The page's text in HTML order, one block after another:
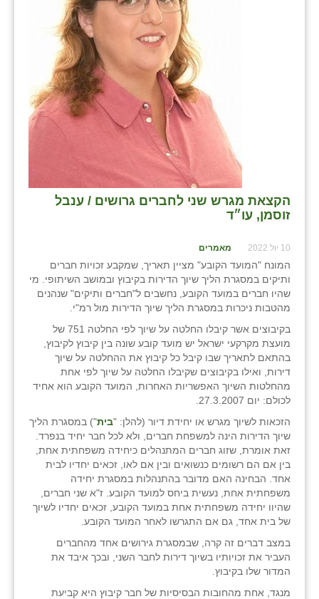
הקצאת מגרש שני לחברים גרושים / ענבל
זוסמן, עו״ד
10 יול 2022 מאמרים
המונח "המועד הקובע" מציין תאריך, שמקבע זכויות חברים
ותיקים במסגרת הליך שיוך הדירות בקיבוץ ובמושב השיתופי. מי
שהיו חברים במועד הקובע, נחשבים ל"חברים ותיקים" שנהנים
מהטבות ניכרות במסגרת הליך שיוך הדירות מול רמ"י.
בקיבוצים אשר קיבלו החלטה על שיוך לפי החלטה 751 של
מועצת מקרקעי ישראל יש מועד קובע שונה בין קיבוץ לקיבוץ,
בהתאם לתאריך שבו קיבל כל קיבוץ את ההחלטה על שיוך
דירות, ואילו בקיבוצים שקיבלו החלטה על שיוך לפי אחת
מהחלטות השיוך האפשריות האחרות, המועד הקובע הוא אחיד
לכולם: יום 27.3.2007.
הזכאות לשיוך מגרש או יחידת דיור (להלן: "בית") במסגרת הליך
שיוך הדירות הינה למשפחת חברים, ולא לכל חבר יחיד בנפרד.
זאת אומרת, שזוג חברים המתנהלים כיחידה משפחתית אחת,
בין אם הם רשומים כנשואים ובין אם לאו, זכאים יחדיו לבית
אחד. הבחינה האם מדובר בהתנהלות במסגרת יחידה
משפחתית אחת, נעשית ביחס למועד הקובע. ז"א שני חברים,
שהיוו יחידה משפחתית אחת במועד הקובע, זכאים יחדיו לשיוך
של בית אחד, גם אם התגרשו לאחר המועד הקובע.
במצב דברים זה קרה, שבמסגרת גירושים אחד מהחברים
העביר את זכויותיו בשיוך דירות לחבר השני, ובכך איבד את
המדור שלו בקיבוץ.
מנגד, אחת מהחובות הבסיסיות של חבר קיבוץ היא קביעת